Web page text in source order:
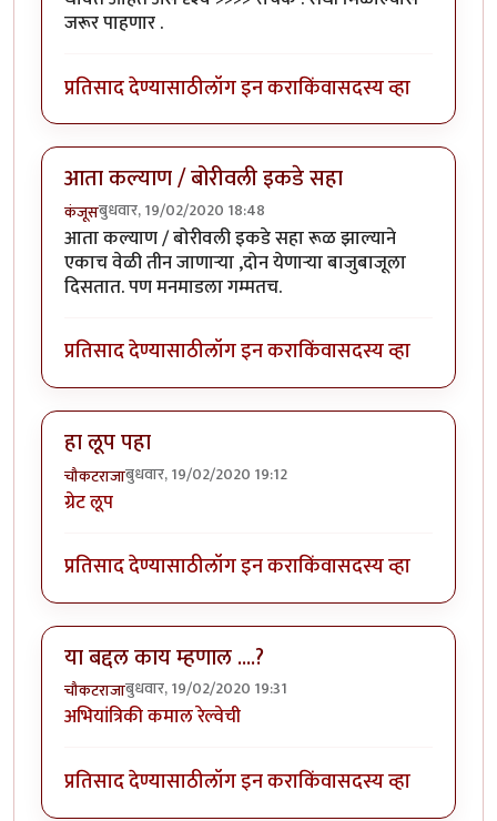
जरूर पाहणार .
प्रतिसाद देण्यासाठीलॉग इन कराकिंवासदस्य व्हा
आता कल्याण / बोरीवली इकडे सहा
कंजूसबुधवार, 19/02/2020 18:48
आता कल्याण / बोरीवली इकडे सहा रूळ झाल्याने
एकाच वेळी तीन जाणाऱ्या ,दोन येणाऱ्या बाजुबाजूला
दिसतात. पण मनमाडला गम्मतच.
प्रतिसाद देण्यासाठीलॉग इन कराकिंवासदस्य व्हा
हा लूप पहा
चौकटराजाबुधवार, 19/02/2020 19:12
ग्रेट लूप
प्रतिसाद देण्यासाठीलॉग इन कराकिंवासदस्य व्हा
या बद्दल काय म्हणाल ....?
चौकटराजाबुधवार, 19/02/2020 19:31
अभियांत्रिकी कमाल रेल्वेची
प्रतिसाद देण्यासाठीलॉग इन कराकिंवासदस्य व्हा